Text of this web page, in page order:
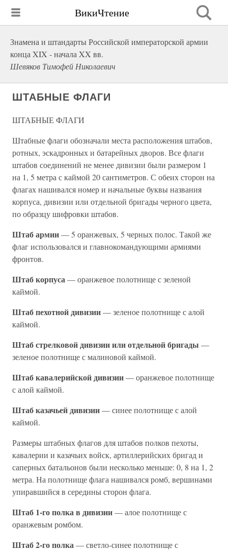
ВикиЧтение
Знамена и штандарты Российской императорской армии
конца XIX - начала XX вв.
Шевяков Тимофей Николаевич
ШТАБНЫЕ ФЛАГИ
ШТАБНЫЕ ФЛАГИ
Штабные флаги обозначали места расположения штабов,
ротных, эскадронных и батарейных дворов. Все флаги
штабов соединений не менее дивизии были размером 1
на 1, 5 метра с каймой 20 сантиметров. С обеих сторон на
флагах нашивался номер и начальные буквы названия
корпуса, дивизии или отдельной бригады черного цвета,
по образцу шифровки штабов.
Штаб армии— 5 оранжевых, 5 черных полос. Такой же
флаг использовался и главнокомандующими армиями
фронтов.
Штаб корпуса— оранжевое полотнище с зеленой
каймой.
Штаб пехотной дивизии— зеленое полотнище с алой
каймой.
Штаб стрелковой дивизии или отдельной бригады —
зеленое полотнище с малиновой каймой.
Штаб кавалерийской дивизии— оранжевое полотнище
с алой каймой.
Штаб казачьей дивизии— синее полотнище с алой
каймой.
Размеры штабных флагов для штабов полков пехоты,
кавалерии и казачьих войск, артиллерийских бригад и
саперных батальонов были несколько меньше: 0, 8 на 1, 2
метра. На полотнище флага нашивался ромб, вершинами
упиравшийся в середины сторон флага.
Штаб 1-го полка в дивизии— алое полотнище с
оранжевым ромбом.
Штаб 2-го полка— светло-синее полотнище с